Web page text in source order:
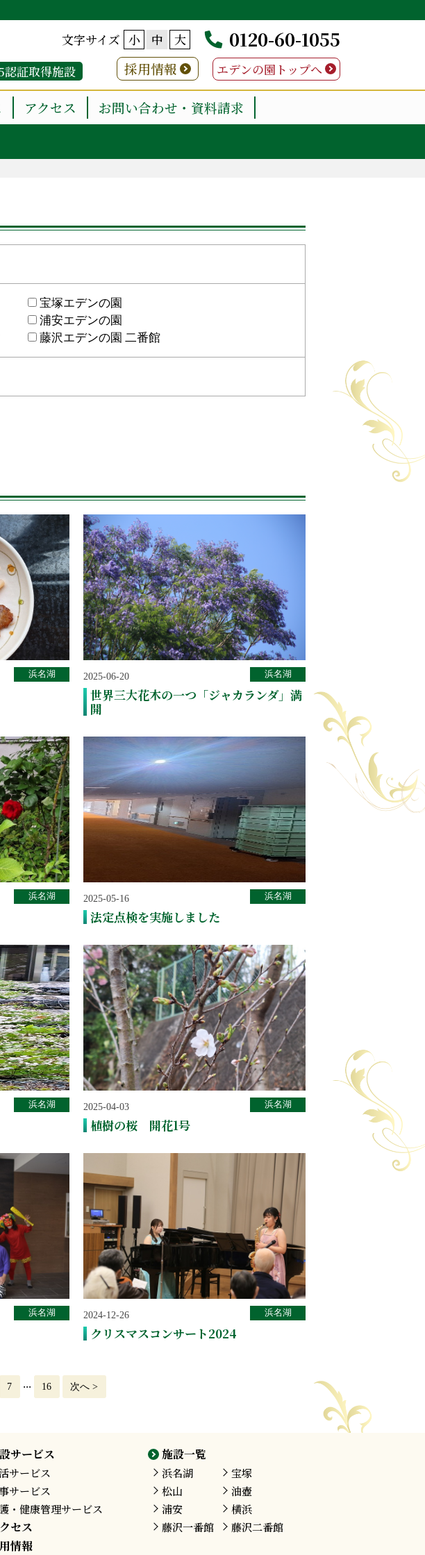
認証取得施設
文字サイズ 小 中 大 0120-60-1055
採用情報 エデンの園トップへ
アクセス お問い合わせ・資料請求
宝塚エデンの園
浦安エデンの園
藤沢エデンの園 二番館
浜名湖 2025-06-20
世界三大花木の一つ「ジャカランダ」満
開
浜名湖
浜名湖 2025-05-16
法定点検を実施しました
浜名湖
浜名湖 2025-04-03
植樹の桜 開花1号
浜名湖
浜名湖 2024-12-26
クリスマスコンサート2024
浜名湖
7 ... 16 次へ>
サービス
サービス
サービス
・健康管理サービス
セス
情報
施設一覧
浜名湖
宝塚
松山
油壺
浦安
横浜
藤沢一番館 藤沢二番館